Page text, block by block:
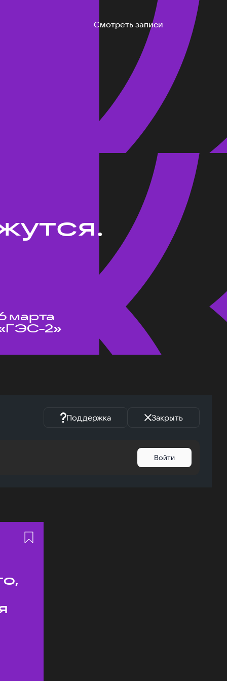
Смотреть записи
марта
2»
Поддержка Закрыть
Войти